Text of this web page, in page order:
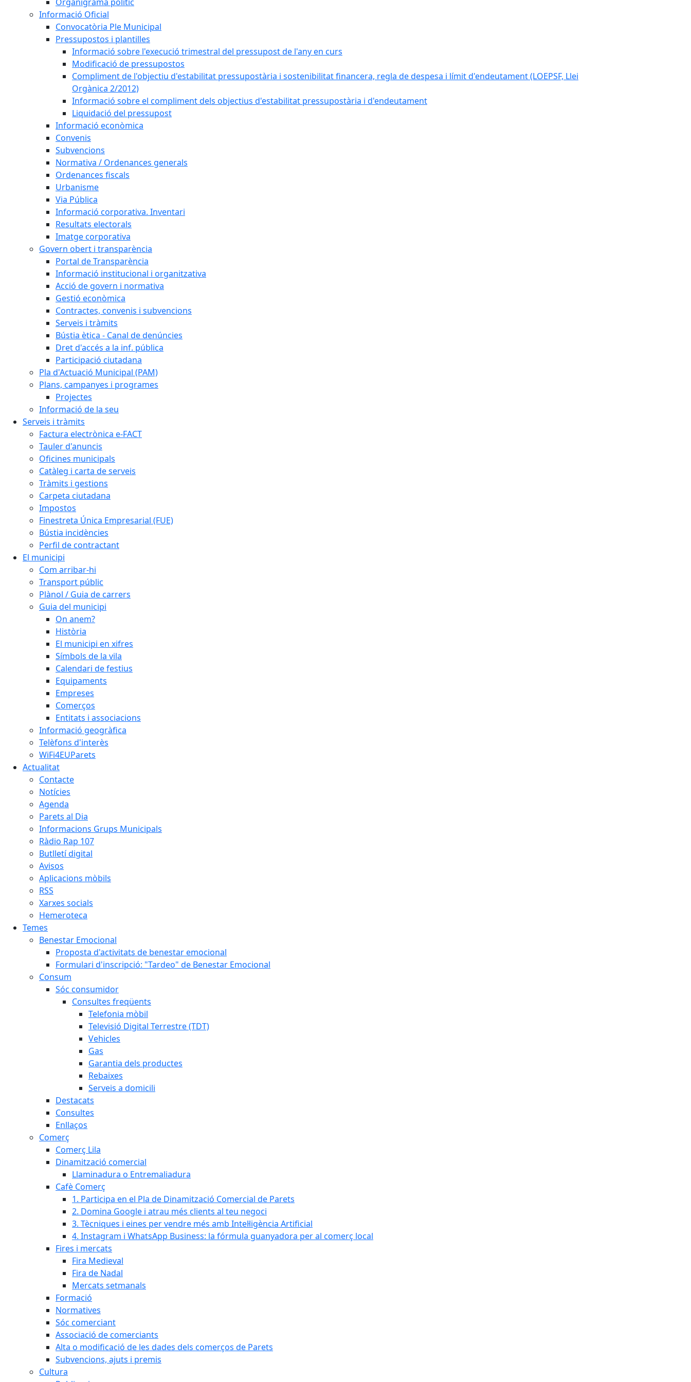
Informació Oficial
Convocatòria Ple Municipal
Pressupostos i plantilles
Informació sobre l'execució trimestral del pressupost de l'any en curs
Modificació de pressupostos
Compliment de l'objectiu d'estabilitat pressupostària i sostenibilitat financera, regla de despesa i límit d'endeutament (LOEPSF, Llei
Orgànica 2/2012)
Informació sobre el compliment dels objectius d'estabilitat pressupostària i d'endeutament
Liquidació del pressupost
Informació econòmica
Convenis
Subvencions
Normativa / Ordenances generals
Ordenances fiscals
Urbanisme
Via Pública
Informació corporativa. Inventari
Resultats electorals
Imatge corporativa
Govern obert i transparència
Portal de Transparència
Informació institucional i organitzativa
Acció de govern i normativa
Gestió econòmica
Contractes, convenis i subvencions
Serveis i tràmits
Bústia ètica - Canal de denúncies
Dret d'accés a la inf. pública
Participació ciutadana
Pla d'Actuació Municipal (PAM)
Plans, campanyes i programes
Projectes
Informació de la seu
Serveis i tràmits
Factura electrònica e-FACT
Tauler d'anuncis
Oficines municipals
Catàleg i carta de serveis
Tràmits i gestions
Carpeta ciutadana
Impostos
Finestreta Única Empresarial (FUE)
Bústia incidències
Perfil de contractant
El municipi
Com arribar-hi
Transport públic
Plànol / Guia de carrers
Guia del municipi
On anem?
Història
El municipi en xifres
Símbols de la vila
Calendari de festius
Equipaments
Empreses
Comerços
Entitats i associacions
Informació geogràfica
Telèfons d'interès
WiFi4EUParets
Actualitat
Contacte
Notícies
Agenda
Parets al Dia
Informacions Grups Municipals
Ràdio Rap 107
Butlletí digital
Avisos
Aplicacions mòbils
RSS
Xarxes socials
Hemeroteca
Temes
Benestar Emocional
Proposta d'activitats de benestar emocional
Formulari d'inscripció: "Tardeo" de Benestar Emocional
Consum
Sóc consumidor
Consultes freqüents
Telefonia mòbil
Televisió Digital Terrestre (TDT)
Vehicles
Gas
Garantia dels productes
Rebaixes
Serveis a domicili
Destacats
Consultes
Enllaços
Comerç
Comerç Lila
Dinamització comercial
Llaminadura o Entremaliadura
Cafè Comerç
1. Participa en el Pla de Dinamització Comercial de Parets
2. Domina Google i atrau més clients al teu negoci
3. Tècniques i eines per vendre més amb Intel·ligència Artificial
4. Instagram i WhatsApp Business: la fórmula guanyadora per al comerç local
Fires i mercats
Fira Medieval
Fira de Nadal
Mercats setmanals
Formació
Normatives
Sóc comerciant
Associació de comerciants
Alta o modificació de les dades dels comerços de Parets
Subvencions, ajuts i premis
Cultura